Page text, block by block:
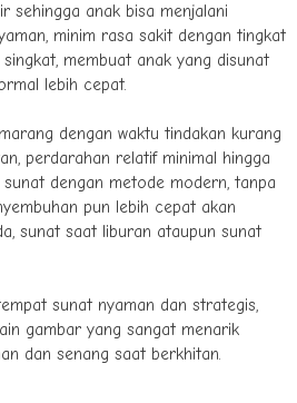
sehingga anak bisa menjalani
minim rasa sakit dengan tingkat
membuat anak yang disunat
lebih cepat.
dengan waktu tindakan kurang
perdarahan relatif minimal hingga
dengan metode modern, tanpa
pun lebih cepat akan
sunat saat liburan ataupun sunat
sunat nyaman dan strategis,
gambar yang sangat menarik
dan senang saat berkhitan.